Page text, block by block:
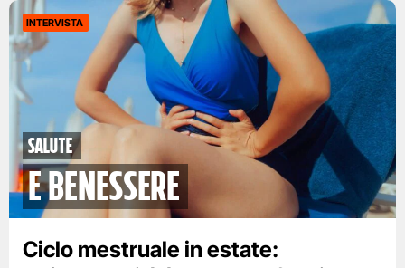
INTERVISTA
Salute
e benessere
Ciclo mestruale in estate: